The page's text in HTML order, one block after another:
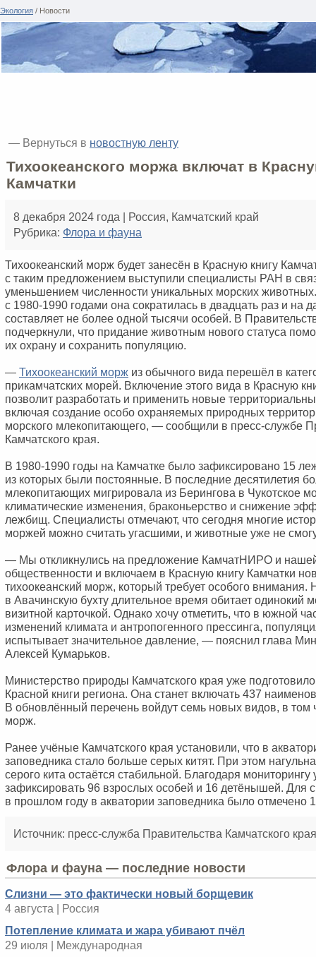
Экология / Новости
— Вернуться в новостную ленту
Тихоокеанского моржа включат в
Камчатки
8 декабря 2024 года | Россия, Камчатский край
Рубрика: Флора и фауна
Тихоокеанский морж будет занесён в Красную книгу
с таким предложением выступили специалисты РАН в
уменьшением численности уникальных морских
с 1980-1990 годами она сократилась в двадцать раз и на
составляет не более одной тысячи особей. В
подчеркнули, что придание животным нового статуса
их охрану и сохранить популяцию.
— Тихоокеанский морж из обычного вида перешёл в
прикамчатских морей. Включение этого вида в Красную
позволит разработать и применить новые
включая создание особо охраняемых природных
морского млекопитающего, — сообщили в пресс-службе
Камчатского края.
В 1980-1990 годы на Камчатке было зафиксировано 15
из которых были постоянные. В последние десятилетия
млекопитающих мигрировала из Берингова в Чукотское
климатические изменения, браконьерство и снижение
лежбищ. Специалисты отмечают, что сегодня многие
моржей можно считать угасшими, и животные уже не
— Мы откликнулись на предложение КамчатНИРО и
общественности и включаем в Красную книгу Камчатки
тихоокеанский морж, который требует особого внимания.
в Авачинскую бухту длительное время обитает одинокий
визитной карточкой. Однако хочу отметить, что в южной
изменений климата и антропогенного прессинга,
испытывает значительное давление, — пояснил глава
Алексей Кумарьков.
Министерство природы Камчатского края уже
Красной книги региона. Она станет включать 437
В обновлённый перечень войдут семь новых видов, в том
морж.
Ранее учёные Камчатского края установили, что в
заповедника стало больше серых китят. При этом
серого кита остаётся стабильной. Благодаря мониторингу
зафиксировать 96 взрослых особей и 16 детёнышей. Для
в прошлом году в акватории заповедника было отмечено
Источник: пресс-служба Правительства Камчатского края
Флора и фауна — последние новости
Слизни — это фактически новый борщевик
4 августа | Россия
Потепление климата и жара убивают пчёл
29 июля | Международная